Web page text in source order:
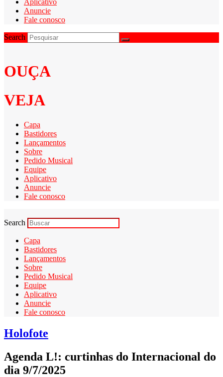
Anuncie
Fale conosco
Search
OUÇA
VEJA
Capa
Bastidores
Lançamentos
Sobre
Pedido Musical
Equipe
Aplicativo
Anuncie
Fale conosco
Search
Capa
Bastidores
Lançamentos
Sobre
Pedido Musical
Equipe
Aplicativo
Anuncie
Fale conosco
Holofote
Agenda L!: curtinhas do Internacional do
dia 9/7/2025